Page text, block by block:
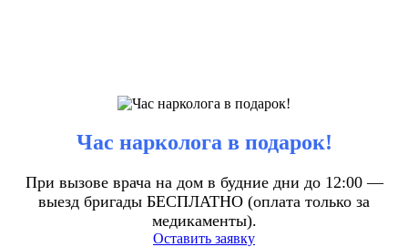
Час нарколога в подарок!
При вызове врача на дом в будние дни до 12:00 —
выезд бригады БЕСПЛАТНО (оплата только за
медикаменты).
Оставить заявку